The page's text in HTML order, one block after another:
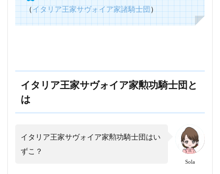
（イタリア王家サヴォイア家諸騎士団）
イタリア王家サヴォイア家勲功騎士団と
は
Sola
イタリア王家サヴォイア家勲功騎士団はい
ずこ？